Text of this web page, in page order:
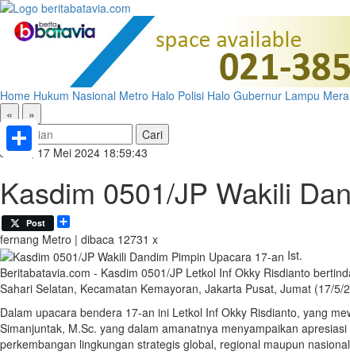
Home Hukum Nasional Metro Halo Polisi Halo Gubernur Lampu
«
»
Jumat, 17 Mei 2024 18:59:43
Kasdim 0501/JP Wakili
Post
fernang Metro | dibaca 12731 x
Ist.
Beritabatavia.com - Kasdim 0501/JP Letkol Inf Okky Risdianto
Sahari Selatan, Kecamatan Kemayoran, Jakarta Pusat, Jumat (17/5/
Dalam upacara bendera 17-an ini Letkol Inf Okky Risdianto, yang
Simanjuntak, M.Sc. yang dalam amanatnya menyampaikan
perkembangan lingkungan strategis global, regional maupun
Share